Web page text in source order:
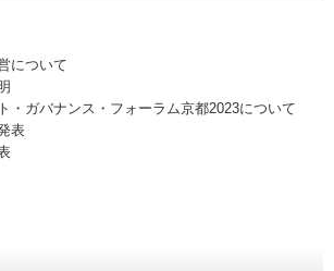
について
・ガバナンス・フォーラム京都2023について
表